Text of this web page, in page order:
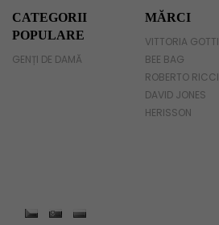
Geanta umar
Geanta mare
CATEGORII
POPULARE
GENȚI DE DAMĂ
MĂRCI
VITTORIA GOTTI
BEE BAG
ROBERTO RICCI
DAVID JONES
HERISSON